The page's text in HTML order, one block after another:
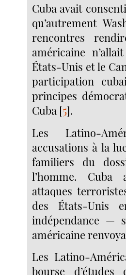
Cuba avait
qu’autrement
rencontres
américaine
États-Unis et le
participation
principes
Cuba [5].
Les Latino-
accusations à la
familiers du
l’homme.
attaques
des États-Unis
indépendance —
américaine
Les Latino-
bourse